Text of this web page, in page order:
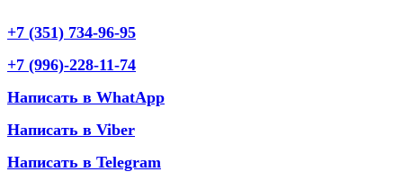
+7 (351) 734-96-95
+7 (996)-228-11-74
Написать в WhatApp
Написать в Viber
Написать в Telegram